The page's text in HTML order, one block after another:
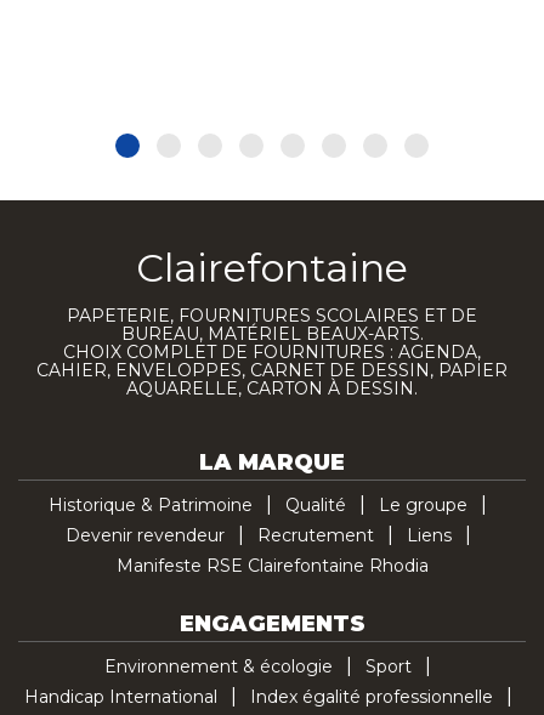
Clairefontaine
PAPETERIE, FOURNITURES SCOLAIRES ET DE
BUREAU, MATÉRIEL BEAUX-ARTS.
CHOIX COMPLET DE FOURNITURES : AGENDA,
CAHIER, ENVELOPPES, CARNET DE DESSIN, PAPIER
AQUARELLE, CARTON À DESSIN.
LA MARQUE
Historique & Patrimoine Qualité
Le groupe
Devenir revendeur
Recrutement
Liens
Manifeste RSE Clairefontaine Rhodia
ENGAGEMENTS
Environnement & écologie
Sport
Handicap International
Index égalité professionnelle